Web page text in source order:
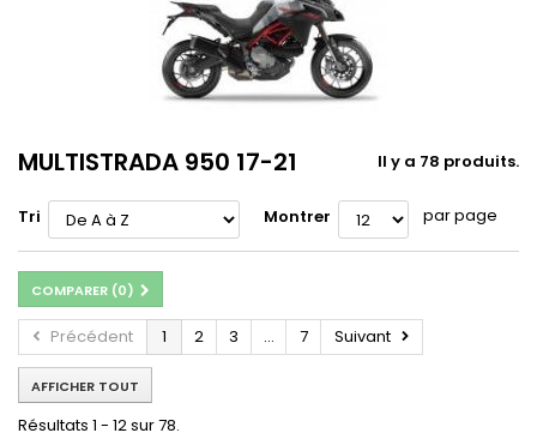
MULTISTRADA 950 17-21 Il y a 78 produits.
Tri Montrer par page
COMPARER (0)
Précédent 1 2 3 ... 7 Suivant
AFFICHER TOUT
Résultats 1 - 12 sur 78.